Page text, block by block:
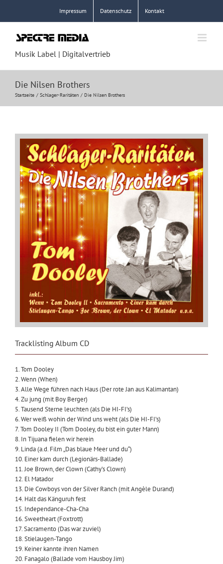
springen
Impressum Datenschutz Kontakt
Musik Label | Digitalvertrieb
Die Nilsen Brothers
Startseite Schlager-Raritäten Die Nilsen Brothers
Tracklisting Album CD
1. Tom Dooley
2. Wenn (When)
3. Alle Wege führen nach Haus (Der rote Jan aus Kalimantan)
4. Zu jung (mit Boy Berger)
5. Tausend Sterne leuchten (als Die HI-FI’s)
6. Wer weiß wohin der Wind uns weht (als Die HI-FI’s)
7. Tom Dooley II (Tom Dooley, du bist ein guter Mann)
8. In Tijuana fielen wir herein
9. Linda (a.d. Film „Das blaue Meer und du“)
10. Einer kam durch (Legionärs-Ballade)
11. Joe Brown, der Clown (Cathy’s Clown)
12. El Matador
13. Die Cowboys von der Silver Ranch (mit Angèle Durand)
14. Halt das Känguruh fest
15. Independance-Cha-Cha
16. Sweetheart (Foxtrott)
17. Sacramento (Das war zuviel)
18. Stielaugen-Tango
19. Keiner kannte ihren Namen
20. Fanagalo (Ballade vom Hausboy Jim)